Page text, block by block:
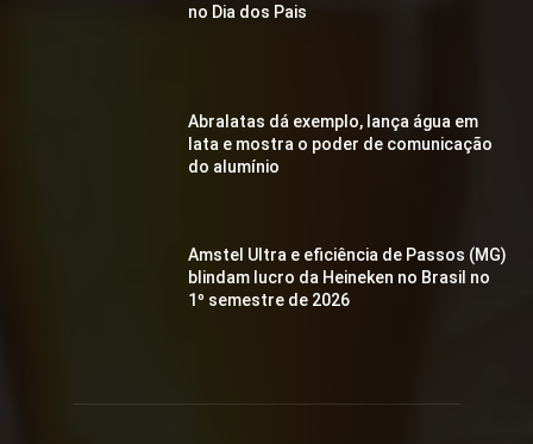
no Dia dos Pais
Abralatas dá exemplo, lança água em
lata e mostra o poder de comunicação
do alumínio
Amstel Ultra e eficiência de Passos (MG)
blindam lucro da Heineken no Brasil no
1º semestre de 2026